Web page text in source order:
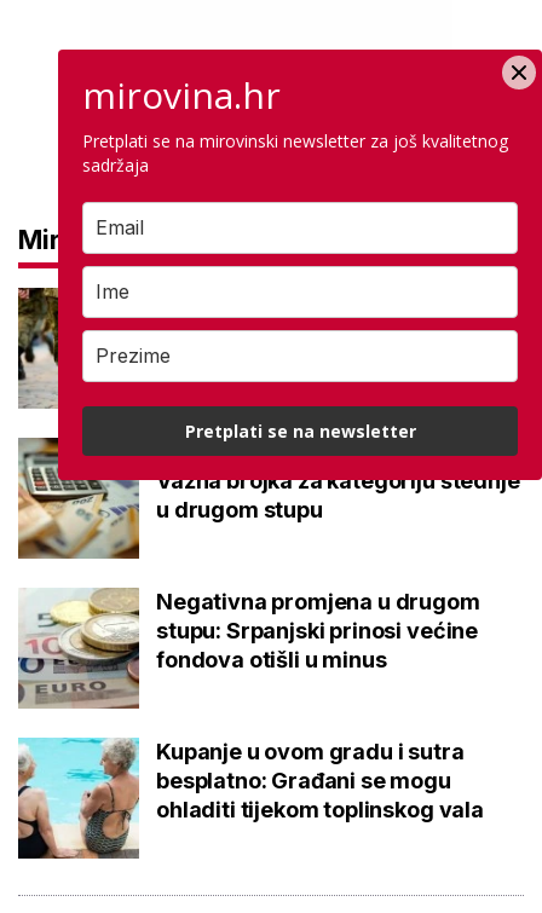
Mirovine
dvije kategorije, a prima ih oko
140.000 umirovljenika
Što je MIREX i kako se računa?
Važna brojka za kategoriju štednje
u drugom stupu
Negativna promjena u drugom
stupu: Srpanjski prinosi većine
fondova otišli u minus
Kupanje u ovom gradu i sutra
besplatno: Građani se mogu
ohladiti tijekom toplinskog vala
mirovina.hr
Pretplati se na mirovinski newsletter za još kvalitetnog
sadržaja
Pretplati se na newsletter